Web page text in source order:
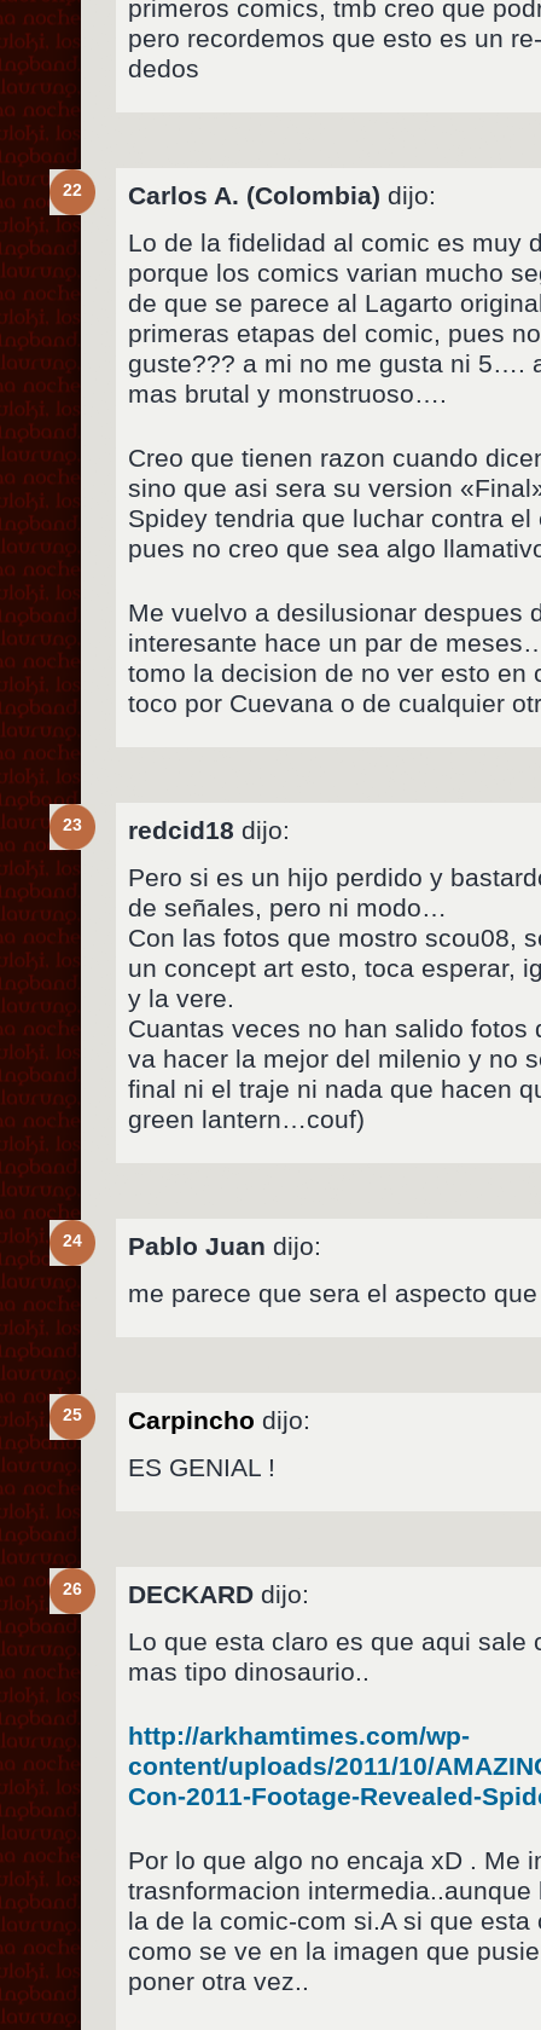
primeros comics, tmb creo que
pero recordemos que esto es un
dedos
22 Carlos A. (Colombia) dijo:
Lo de la fidelidad al comic es muy
porque los comics varian mucho
de que se parece al Lagarto
primeras etapas del comic, pues
guste??? a mi no me gusta ni 5….
mas brutal y monstruoso….
Creo que tienen razon cuando
sino que asi sera su version
Spidey tendria que luchar contra
pues no creo que sea algo
Me vuelvo a desilusionar despues
interesante hace un par de
tomo la decision de no ver esto
toco por Cuevana o de cualquier
23 redcid18 dijo:
Pero si es un hijo perdido y
de señales, pero ni modo…
Con las fotos que mostro scou08,
un concept art esto, toca esperar,
y la vere.
Cuantas veces no han salido fotos
va hacer la mejor del milenio y no
final ni el traje ni nada que hacen
green lantern…couf)
24 Pablo Juan dijo:
me parece que sera el aspecto
25 Carpincho dijo:
ES GENIAL !
26 DECKARD dijo:
Lo que esta claro es que aqui sale
mas tipo dinosaurio..
http://arkhamtimes.com/wp-
content/uploads/2011/10/
Con-2011-Footage-Revealed-
Por lo que algo no encaja xD . Me
trasnformacion
la de la comic-com si.A si que
como se ve en la imagen que
poner otra vez..